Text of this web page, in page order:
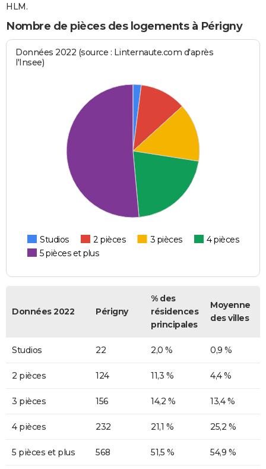
HLM.
Nombre de pièces des logements à Périgny
Données 2022 (source : Linternaute.com d'après
l'Insee)
Studios 2 pièces 3 pièces
4 pièces
5 pièces et plus
Données 2022 Périgny
% des
résidences
principales
Moyenne
des villes
Studios 22 2,0 % 0,9 %
2 pièces 124 11,3 % 4,4 %
3 pièces 156 14,2 % 13,4 %
4 pièces 232 21,1 % 25,2 %
5 pièces et plus 568 51,5 % 54,9 %